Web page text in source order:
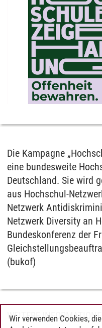
Die Kampagne
eine bundesweite
Deutschland. Sie wird
aus Hochschul-
Netzwerk
Netzwerk Diversity an
Bundeskonferenz der
(bukof)
WEITERE
Wir verwenden Cookies,